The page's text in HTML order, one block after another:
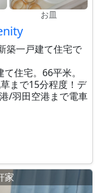
お皿
築一戸建て住宅で
住宅。66平米。
まで15分程度！デ
/羽田空港まで電車
家